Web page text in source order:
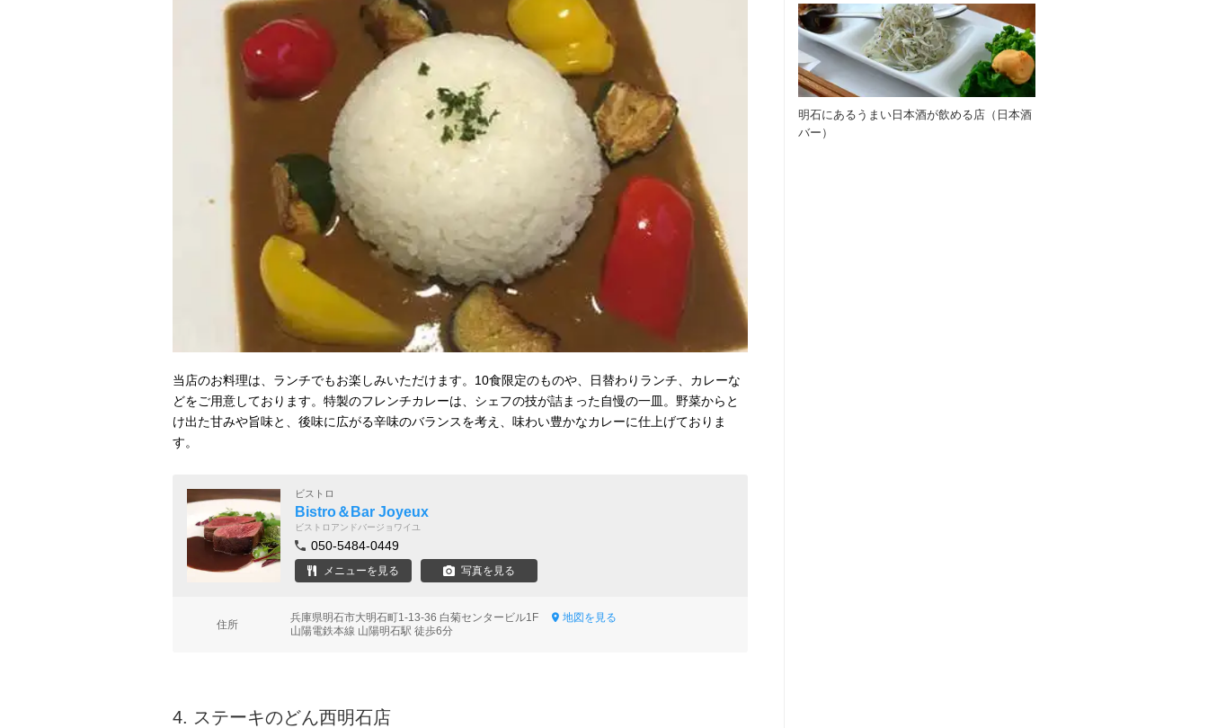
当店のお料理は、ランチでもお楽しみいただけます。10食限定のものや、日替わりランチ、カレーな
どをご用意しております。特製のフレンチカレーは、シェフの技が詰まった自慢の一皿。野菜からと
け出た甘みや旨味と、後味に広がる辛味のバランスを考え、味わい豊かなカレーに仕上げておりま
す。
ビストロ
Bistro＆Bar Joyeux
ビストロアンドバージョワイユ
050-5484-0449
メニューを見る 写真を見る
住所
兵庫県明石市大明石町1-13-36 白菊センタービル1F
地図を見る
山陽電鉄本線 山陽明石駅 徒歩6分
4. ステーキのどん西明石店
明石にあるうまい日本酒が飲める店（日本酒
バー）